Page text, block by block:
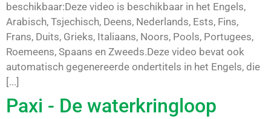
beschikbaar:Deze video is beschikbaar in het Engels,
Arabisch, Tsjechisch, Deens, Nederlands, Ests, Fins,
Frans, Duits, Grieks, Italiaans, Noors, Pools, Portugees,
Roemeens, Spaans en Zweeds.Deze video bevat ook
automatisch gegenereerde ondertitels in het Engels, die
[...]
Paxi - De waterkringloop